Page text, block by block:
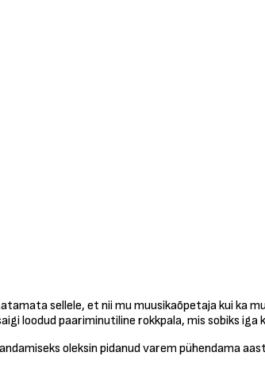
sellele, et nii mu muusikaõpetaja kui ka
loodud paariminutiline rokkpala, mis sobiks
oleksin pidanud varem pühendama